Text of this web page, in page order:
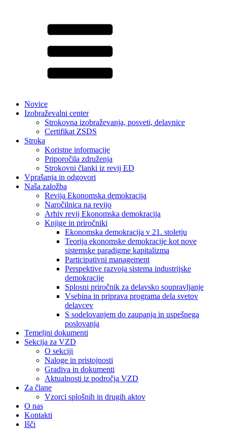
Novice
Izobraževalni center
Strokovna izobraževanja, posveti, delavnice
Certifikat ZSDS
Stroka
Koristne informacije
Priporočila združenja
Strokovni članki iz revij ED
Vprašanja in odgovori
Naša založba
Revija Ekonomska demokracija
Naročilnica na revijo
Arhiv revij Ekonomska demokracija
Knjige in priročniki
Ekonomska demokracija v 21. stoletju
Teorija ekonomske demokracije kot nove
sistemske paradigme kapitalizma
Participativni management
Perspektive razvoja sistema industrijske
demokracije
Splosni priročnik za delavsko soupravljanje
Vsebina in priprava programa dela svetov
delavcev
S sodelovanjem do zaupanja in uspešnega
poslovanja
Temeljni dokumenti
Sekcija za VZD
O sekciji
Naloge in pristojnosti
Gradiva in dokumenti
Aktualnosti iz področja VZD
Za člane
Vzorci splošnih in drugih aktov
O nas
Kontakti
Išči